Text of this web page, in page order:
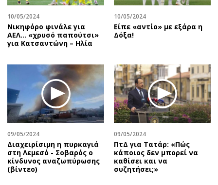
10/05/2024
Νικηφόρο φινάλε για
ΑΕΛ… «χρυσό παπούτσι»
για Κατσαντώνη – Ηλία
10/05/2024
Είπε «αντίο» με εξάρα η
Δόξα!
09/05/2024
Διαχειρίσιμη η πυρκαγιά
στη Λεμεσό - Σοβαρός ο
κίνδυνος αναζωπύρωσης
(βίντεο)
09/05/2024
ΠτΔ για Τατάρ: «Πώς
κάποιος δεν μπορεί να
καθίσει και να
συζητήσει;»